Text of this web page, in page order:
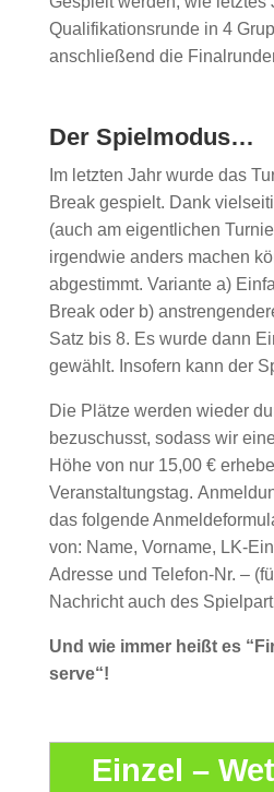
Qualifikationsrunde in 4
anschließend die
Der Spielmodus…
Im letzten Jahr wurde das
Break gespielt. Dank
(auch am eigentlichen
irgendwie anders machen
abgestimmt. Variante a)
Break oder b)
Satz bis 8. Es wurde dann
gewählt. Insofern kann der
Die Plätze werden wieder
bezuschusst, sodass wir
Höhe von nur 15,00 €
Veranstaltungstag.
das folgende
von: Name, Vorname, LK-
Adresse und Telefon-Nr. –
Nachricht auch des
Und wie immer heißt es
serve“!
Einzel –